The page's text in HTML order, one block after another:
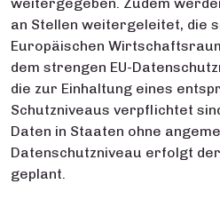
an Stellen weitergeleitet, die
Europäischen
dem strengen EU-
die zur Einhaltung eines
Schutzniveaus verpflichtet
Daten in Staaten ohne
Datenschutzniveau erfolgt
geplant.